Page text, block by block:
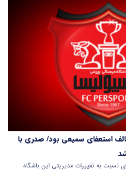
استعفای سمیعی بود/ صدری با
نسبت به تغییرات مدیریتی این باشگاه